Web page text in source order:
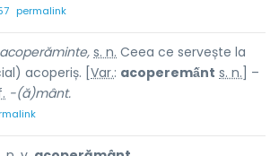
permalink
acoperăminte, s. n. Ceea ce servește la
acoperiș. [ Var.: acoperemấnt s. n. ] –
-(ă)mânt.